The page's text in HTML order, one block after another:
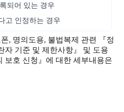
되어 있는 경우
고 인정하는 경우
, 명의도용, 불법복제 관련 『정
자 기준 및 제한사항』 및 도용
보호 신청』에 대한 세부내용은